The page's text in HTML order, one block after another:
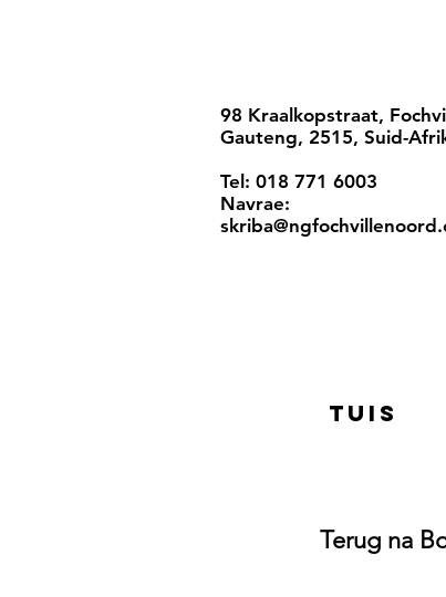
98 Kraalkopstraat,
Gauteng, 2515, Suid-
Tel: 018 771 6003
Navrae:
Tuis
Terug na